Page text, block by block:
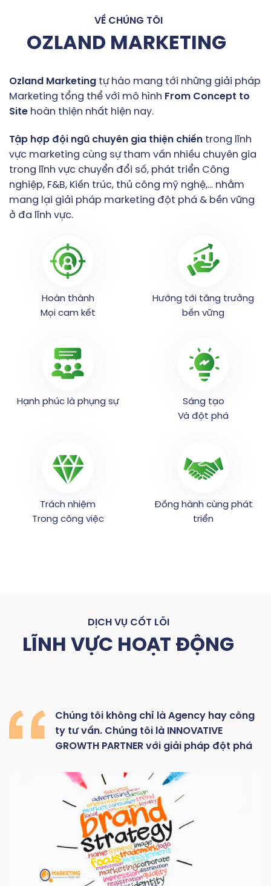
VỀ CHÚNG TÔI
OZLAND MARKETING
Ozland Marketing tự hào mang tới những giải pháp
Marketing tổng thể với mô hình From Concept to
Site hoàn thiện nhất hiện nay.
Tập hợp đội ngũ chuyên gia thiện chiến trong lĩnh
vực marketing cùng sự tham vấn nhiều chuyên gia
trong lĩnh vực chuyển đổi số, phát triển Công
nghiệp, F&B, Kiến trúc, thủ công mỹ nghệ,… nhằm
mang lại giải pháp marketing đột phá & bền vững
ở đa lĩnh vực.
Hoàn thành
Mọi cam kết
Hướng tới tăng trưởng
bền vững
Hạnh phúc là phụng sự
Sáng tạo
Và đột phá
Trách nhiệm
Trong công việc
Đồng hành cùng phát
triển
DỊCH VỤ CỐT LÕI
LĨNH VỰC HOẠT ĐỘNG
Chúng tôi không chỉ là Agency hay công
ty tư vấn. Chúng tôi là
INNOVATIVE
GROWTH PARTNER với giải pháp đột phá